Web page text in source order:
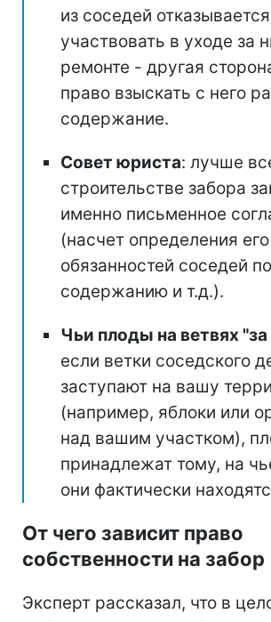
из соседей отказывается
участвовать в уходе за
ремонте - другая
право взыскать с него
содержание.
Совет юриста: лучше
строительстве забора
именно письменное
(насчет определения
обязанностей соседей
содержанию и т.д.).
Чьи плоды на ветвях
если ветки соседского
заступают на вашу
(например, яблоки или
над вашим участком),
принадлежат тому, на
они фактически
От чего зависит право
собственности на забор
Эксперт рассказал, что в